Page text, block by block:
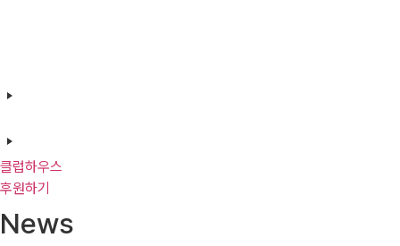
클럽하우스
후원하기
News